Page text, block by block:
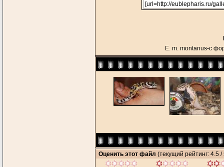
E. m. montanus-с
Оценить этот файл (текущий рейтинг: 4.5 /